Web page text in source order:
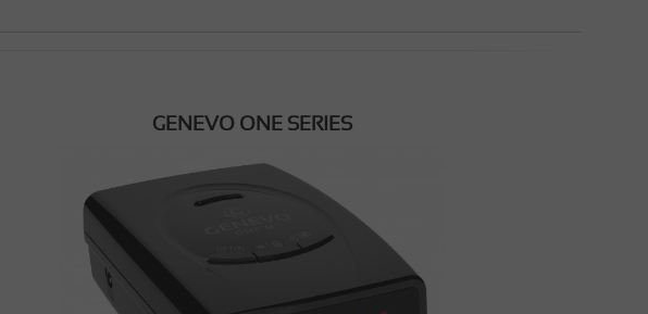
GENEVO ONE SERIES